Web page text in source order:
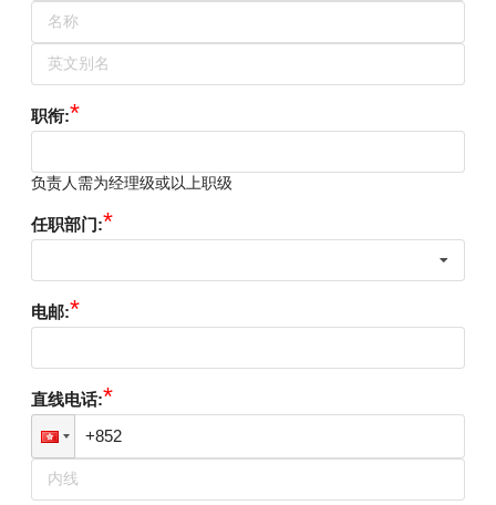
职衔:*
负责人需为经理级或以上职级
任职部门:*
电邮:*
直线电话:*